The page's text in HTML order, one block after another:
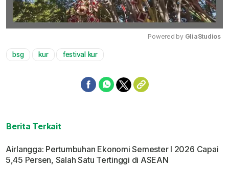
Powered by GliaStudios
bsg kur festival kur
Berita Terkait
Airlangga: Pertumbuhan Ekonomi Semester I 2026 Capai
5,45 Persen, Salah Satu Tertinggi di ASEAN